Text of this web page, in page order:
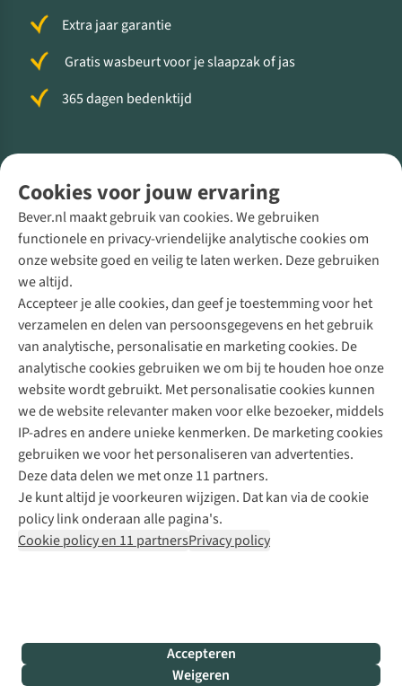
Cookies voor jouw ervaring
Bever.nl maakt gebruik van cookies. We gebruiken
functionele en privacy-vriendelijke analytische cookies om
onze website goed en veilig te laten werken. Deze gebruiken
we altijd.
Accepteer je alle cookies, dan geef je toestemming voor het
verzamelen en delen van persoonsgegevens en het gebruik
van analytische, personalisatie en marketing cookies. De
analytische cookies gebruiken we om bij te houden hoe onze
website wordt gebruikt. Met personalisatie cookies kunnen
we de website relevanter maken voor elke bezoeker, middels
IP-adres en andere unieke kenmerken. De marketing cookies
gebruiken we voor het personaliseren van advertenties.
Deze data delen we met onze 11 partners.
Je kunt altijd je voorkeuren wijzigen. Dat kan via de cookie
policy link onderaan alle pagina's.
Cookie policy en 11 partnersPrivacy policy
Accepteren
Weigeren
Extra jaar garantie
Gratis wasbeurt voor je slaapzak of jas
365 dagen bedenktijd
Direct advies van een Buitenexpert
+31 (0)85 888 50 88
+31 6 12 28 49 80
Contactformulier
Bever
B.V.